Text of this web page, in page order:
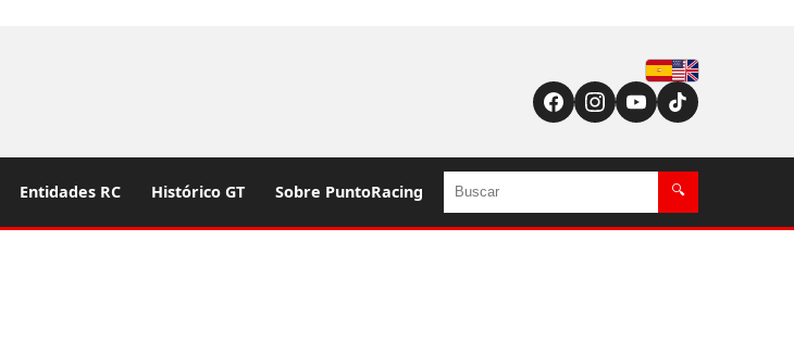
Español
English (US / UK)
Entidades RC Histórico GT Sobre PuntoRacing Buscar 🔍